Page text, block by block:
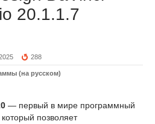
20.1.1.7
288
(на русском)
— первый в мире программный
позволяет